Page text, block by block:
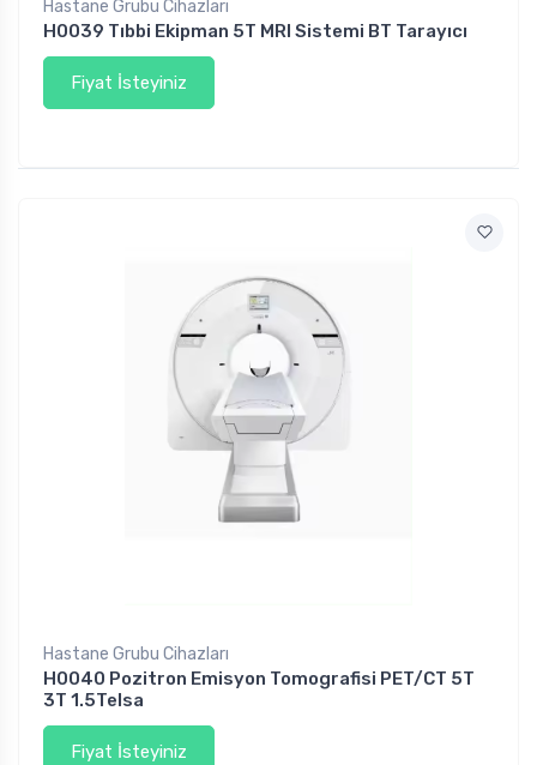
Hastane Grubu Cihazları
H0039 Tıbbi Ekipman 5T MRI Sistemi BT Tarayıcı
Fiyat İsteyiniz
Hastane Grubu Cihazları
H0040 Pozitron Emisyon Tomografisi PET/CT 5T
3T 1.5Telsa
Fiyat İsteyiniz